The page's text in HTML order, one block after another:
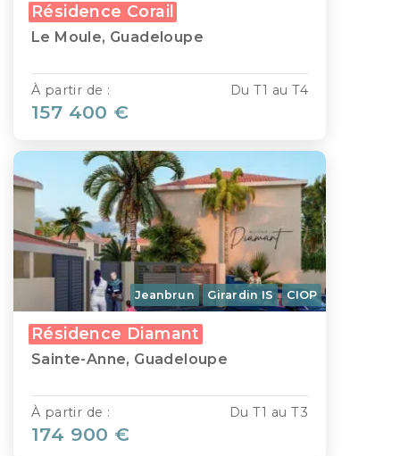
Résidence Corail
Le Moule, Guadeloupe
Du T1 au T4
À partir de :
157 400 €
Jeanbrun Girardin IS CIOP
Résidence Diamant
Sainte-Anne, Guadeloupe
Du T1 au T3
À partir de :
174 900 €